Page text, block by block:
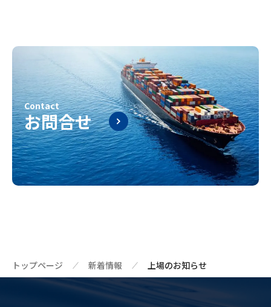
Contact
お問合せ
トップページ 新着情報 上場のお知らせ